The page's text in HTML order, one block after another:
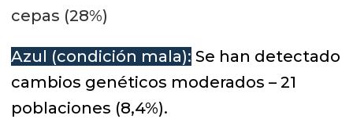
cepas (28%)
Azul (condición mala): Se han detectado
cambios genéticos moderados – 21
poblaciones (8,4%).